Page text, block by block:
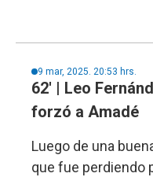
9 mar, 2025. 20:53 hrs.
62' | Leo
forzó a Amadé
Luego de una
que fue perdiendo